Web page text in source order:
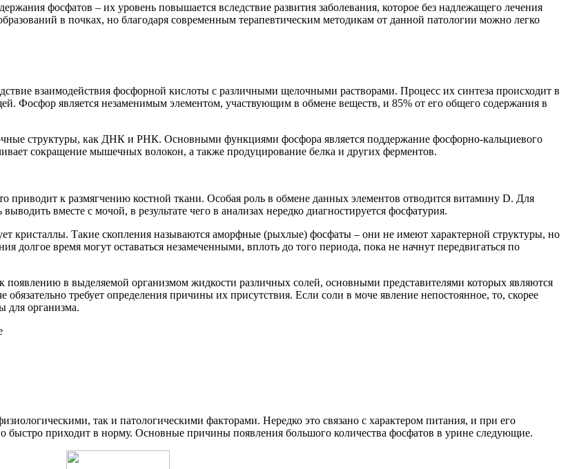
фосфатов – их уровень повышается вследствие развития заболевания, которое без надлежащего лечения
в почках, но благодаря современным терапевтическим методикам от данной патологии можно легко
взаимодействия фосфорной кислоты с различными щелочными растворами. Процесс их синтеза происходит в
Фосфор является незаменимым элементом, участвующим в обмене веществ, и 85% от его общего содержания в
структуры, как ДНК и РНК. Основными функциями фосфора является поддержание фосфорно-кальциевого
сокращение мышечных волокон, а также продуцирование белка и других ферментов.
к размягчению костной ткани. Особая роль в обмене данных элементов отводится витамину D. Для
вместе с мочой, в результате чего в анализах нередко диагностируется фосфатурия.
кристаллы. Такие скопления называются аморфные (рыхлые) фосфаты – они не имеют характерной структуры, но
время могут оставаться незамеченными, вплоть до того периода, пока не начнут передвигаться по
в выделяемой организмом жидкости различных солей, основными представителями которых являются
требует определения причины их присутствия. Если соли в моче явление непостоянное, то, скорее
для организма.
так и патологическими факторами. Нередко это связано с характером питания, и при его
быстро приходит в норму. Основные причины появления большого количества фосфатов в урине следующие.